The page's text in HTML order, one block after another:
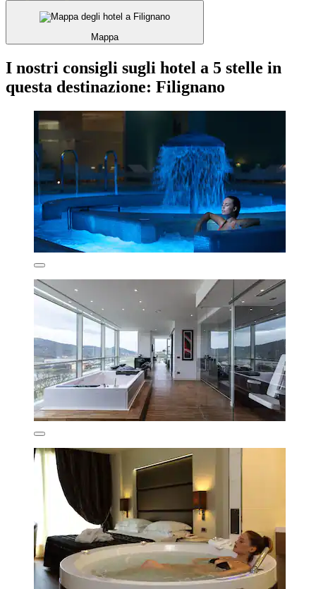
Mappa
I nostri consigli sugli hotel a 5 stelle in
questa destinazione: Filignano